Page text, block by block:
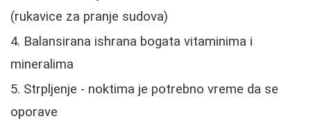
(rukavice za pranje sudova)
Balansirana ishrana bogata vitaminima i
mineralima
Strpljenje - noktima je potrebno vreme da se
oporave